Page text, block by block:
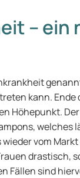
– ein
kann.
Höhepunkt.
welches
vom
drastisch,
Fällen sind